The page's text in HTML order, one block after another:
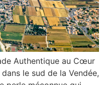
Authentique au Cœur
le sud de la Vendée,